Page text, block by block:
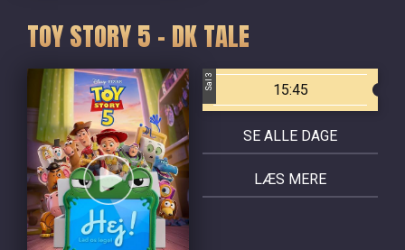
TOY STORY 5 - DK TALE
Sal 3 15:45
SE ALLE DAGE
LÆS MERE